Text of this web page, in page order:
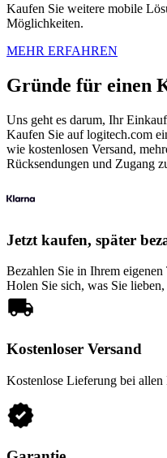
Kaufen Sie weitere mobile
Möglichkeiten.
MEHR ERFAHREN
Gründe für einen
Uns geht es darum, Ihr
Kaufen Sie auf logitech.com
wie kostenlosen Versand,
Rücksendungen und Zugang
Jetzt kaufen, später
Bezahlen Sie in Ihrem
Holen Sie sich, was Sie
Kostenloser Versand
Kostenlose Lieferung bei allen